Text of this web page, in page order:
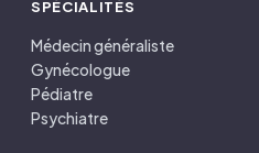
SPÉCIALITÉS
Médecin généraliste
Gynécologue
Pédiatre
Psychiatre